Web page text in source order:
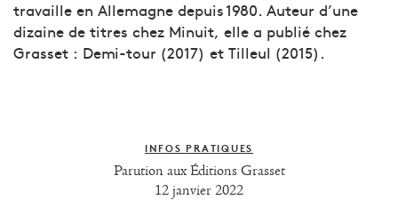
travaille en Allemagne depuis 1980. Auteur d’une
dizaine de titres chez Minuit, elle a publié chez
Grasset : Demi-tour (2017) et Tilleul (2015).
INFOS PRATIQUES
Parution aux Éditions Grasset
12 janvier 2022